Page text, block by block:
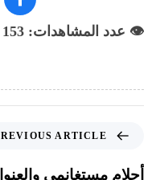
👁️ عدد المشاهدات: 153
ARTICLE
أحلام مستغانمي